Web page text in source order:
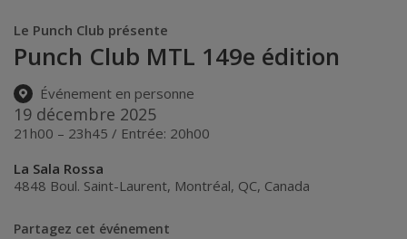
Le Punch Club présente
Punch Club MTL 149e édition
Événement en personne
19 décembre 2025
21h00 – 23h45 / Entrée: 20h00
La Sala Rossa
4848 Boul. Saint-Laurent, Montréal, QC, Canada
Partagez cet événement